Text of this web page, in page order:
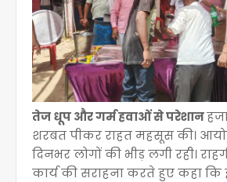
तेज धूप और गर्म हवाओं से परेशान
शरबत पीकर राहत महसूस की।
दिनभर लोगों की भीड़ लगी रही।
कार्य की सराहना करते हुए कहा